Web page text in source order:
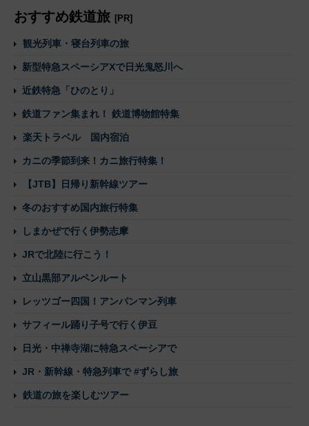
おすすめ鉄道旅 [PR]
観光列車・寝台列車の旅
新型特急スペーシアXで日光鬼怒川へ
近鉄特急「ひのとり」
鉄道ファン集まれ！ 鉄道博物館特集
楽天トラベル 国内宿泊
カニの季節到来！カニ旅行特集！
【JTB】日帰り新幹線ツアー
冬のおすすめ国内旅行特集
しまかぜで行く伊勢志摩
JRで北陸に行こう！
立山黒部アルペンルート
レッツゴー四国！アンパンマン列車
サフィール踊り子号で行く伊豆
日光・中禅寺湖に特急スペーシアで
JR・新幹線・特急列車で #ずらし旅
鉄道の旅を楽しむツアー